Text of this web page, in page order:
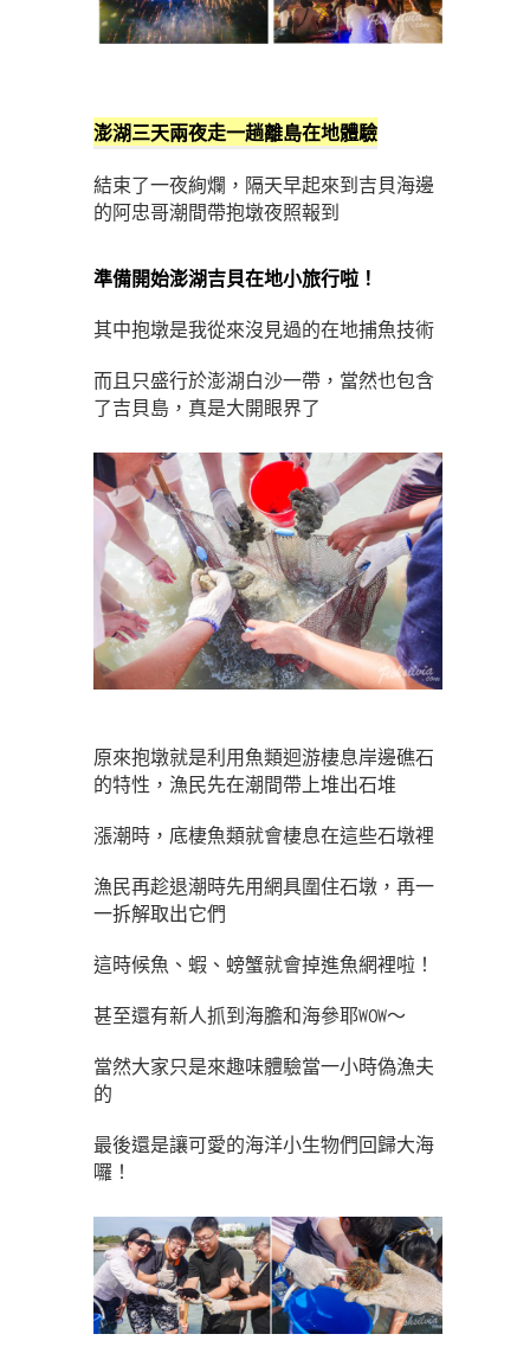
澎湖三天兩夜走一趟離島在地體驗
結束了一夜絢爛，隔天早起來到吉貝海邊
的阿忠哥潮間帶抱墩夜照報到
準備開始澎湖吉貝在地小旅行啦！
其中抱墩是我從來沒見過的在地捕魚技術
而且只盛行於澎湖白沙一帶，當然也包含
了吉貝島，真是大開眼界了
原來抱墩就是利用魚類迴游棲息岸邊礁石
的特性，漁民先在潮間帶上堆出石堆
漲潮時，底棲魚類就會棲息在這些石墩裡
漁民再趁退潮時先用網具圍住石墩，再一
一拆解取出它們
這時候魚、蝦、螃蟹就會掉進魚網裡啦！
甚至還有新人抓到海膽和海參耶WOW～
當然大家只是來趣味體驗當一小時偽漁夫
的
最後還是讓可愛的海洋小生物們回歸大海
囉！